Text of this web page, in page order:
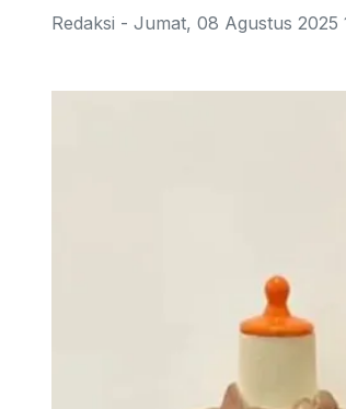
Redaksi - Jumat, 08 Agustus 2025